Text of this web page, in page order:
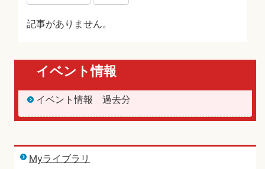
記事がありません。
イベント情報
イベント情報 過去分
Myライブラリ